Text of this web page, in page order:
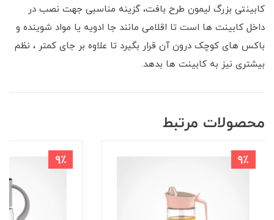
کابینتی بزرگ لیمون طرح بافت، گزینه مناسبی جهت نصب در
داخل کابینت ها است تا اقلامی مانند جا ادویه یا مواد شوینده و
باکس های کوچک درون آن قرار بگیرد تا علاوه بر جای کمتر ، نظم
بیشتری نیز به کابینت ها بدهد.
محصولات مرتبط
9٪ 9٪